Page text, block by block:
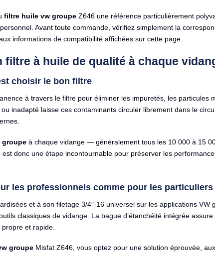
filtre huile vw groupeZ646 une référence particulièrement
Avant toute commande, vérifiez simplement la
informations de compatibilité affichées sur cette page.
filtre à huile de qualité à chaque
choisir le bon filtre
à travers le filtre pour éliminer les impuretés, les particules
inadapté laisse ces contaminants circuler librement dans le
groupeà chaque vidange — généralement tous les 10 000 à 15
donc une étape incontournable pour préserver les
les professionnels comme pour les particuliers
et à son filetage 3/4″-16 universel sur les applications VW
classiques de vidange. La bague d’étanchéité intégrée assure
et rapide.
groupeMisfat Z646, vous optez pour une solution éprouvée,